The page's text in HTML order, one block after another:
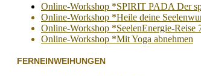
Online-Workshop *SPIRIT PADA Der
Online-Workshop *Heile deine
Online-Workshop *SeelenEnergie-Reise
Online-Workshop *Mit Yoga abnehmen
FERNEINWEIHUNGEN